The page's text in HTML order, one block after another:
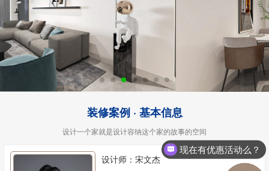
装修案例 · 基本信息
设计一个家就是设计容纳这个家的故事的空间
设计师：宋文杰
现在有优惠活动么？